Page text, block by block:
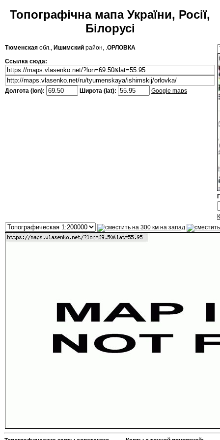
Топографічна мапа України, Росії,
Білорусі
Тюменская обл., Ишимский район, .ОРЛОВКА
Ссылка сюда:
Долгота (lon): Широта (lat): Google maps